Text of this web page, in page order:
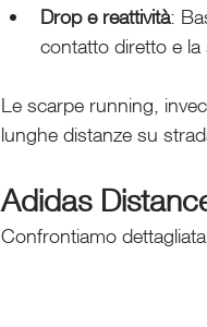
Drop e reattività:
contatto diretto e la
Le scarpe running,
lunghe distanze su
Adidas
Confrontiamo